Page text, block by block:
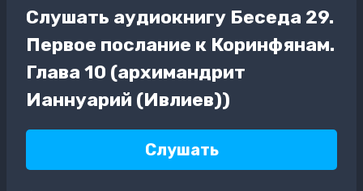
Слушать аудиокнигу Беседа 29.
Первое послание к Коринфянам.
Глава 10 (архимандрит
Ианнуарий (Ивлиев))
Слушать